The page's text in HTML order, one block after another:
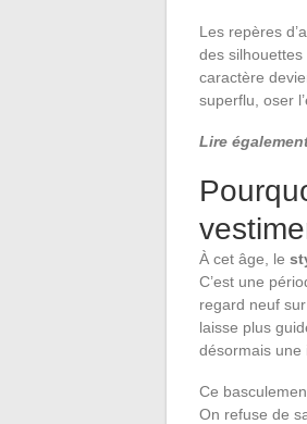
Les repères
des
caractère
superflu, oser
Lire
À cet âge, le
C’est une
regard neuf
laisse plus
désormais une
Ce
On refuse de